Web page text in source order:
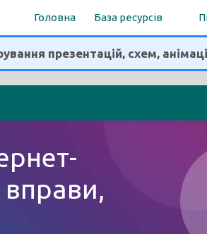
Головна База ресурсів
презентацій, схем,
вправи,